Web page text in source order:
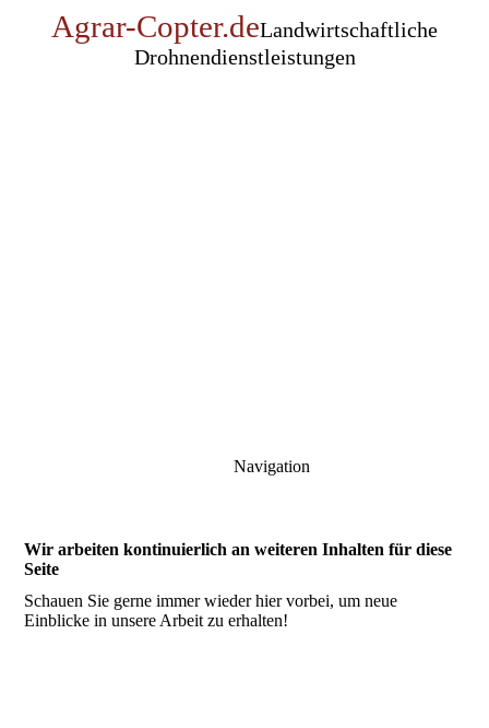
Agrar-Copter.deLandwirtschaftliche
Drohnendienstleistungen
Navigation
Wir arbeiten kontinuierlich an weiteren Inhalten für diese
Seite
Schauen Sie gerne immer wieder hier vorbei, um neue
Einblicke in unsere Arbeit zu erhalten!